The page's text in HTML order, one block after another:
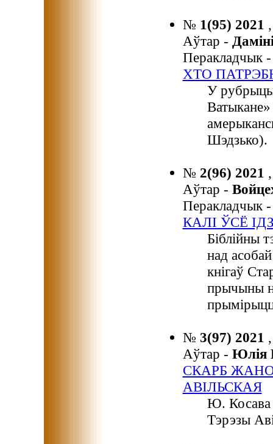
№ 1(95) 2021
Аўтар -
Перакладчык
ХТО
У
Шэдзько).
№ 2(96) 2021
Аўтар -
Перакладчык
КАЛІ ЎСЁ
Біблійны
над
кнігаў
прычыны
№ 3(97) 2021
Аўтар -
СКАРБ
АВІЛЬСКАЯ
Ю. Косава
Тэрэзы